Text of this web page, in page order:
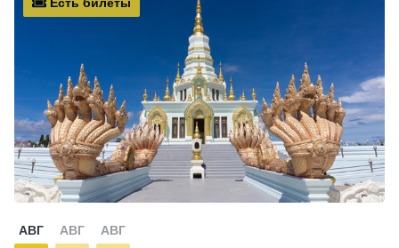
АВГ АВГ АВГ